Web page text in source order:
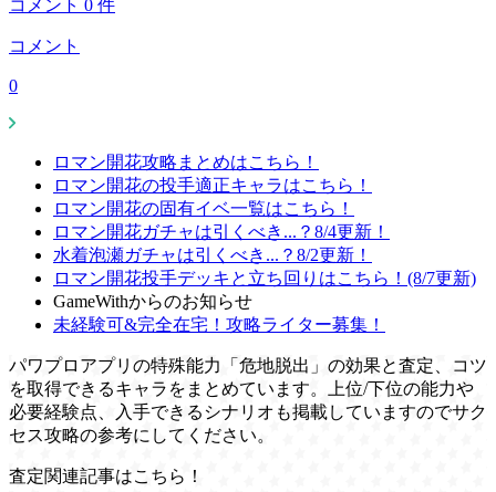
コメント 0 件
コメント
0
ロマン開花攻略まとめはこちら！
ロマン開花の投手適正キャラはこちら！
ロマン開花の固有イベ一覧はこちら！
ロマン開花ガチャは引くべき...？8/4更新！
水着泡瀬ガチャは引くべき...？8/2更新！
ロマン開花投手デッキと立ち回りはこちら！(8/7更新)
GameWithからのお知らせ
未経験可&完全在宅！攻略ライター募集！
パワプロアプリの特殊能力「危地脱出」の効果と査定、コツ
を取得できるキャラをまとめています。上位/下位の能力や
必要経験点、入手できるシナリオも掲載していますのでサク
セス攻略の参考にしてください。
査定関連記事はこちら！